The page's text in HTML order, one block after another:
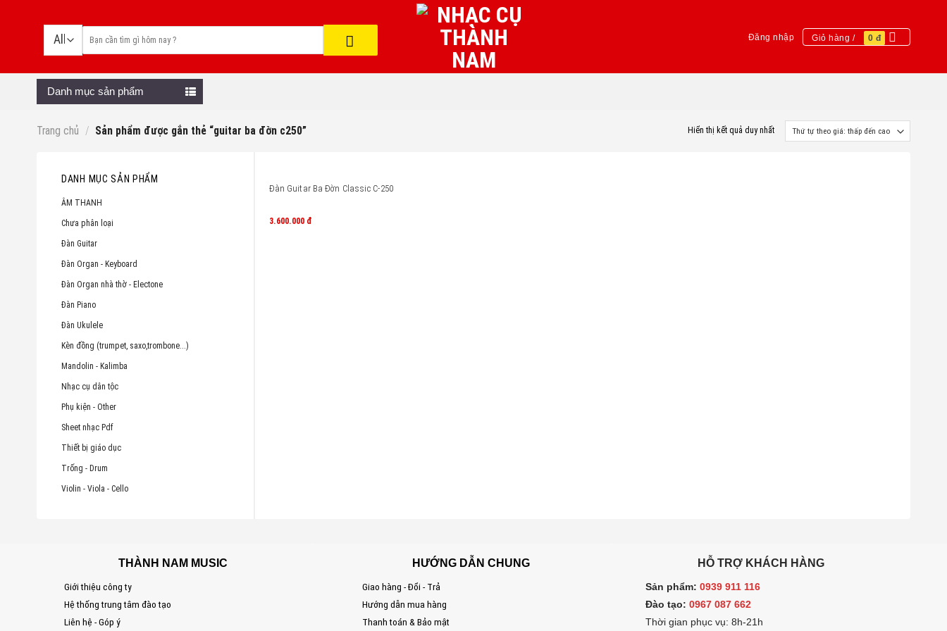
Đăng nhập Giỏ hàng / 0 đ
Danh mục sản phẩm
Trang chủ / Sản phẩm được gắn thẻ “guitar ba đờn c250” Hiển thị kết quả duy nhất
DANH MỤC SẢN PHẨM
ÂM THANH
Chưa phân loại
Đàn Guitar
Đàn Organ - Keyboard
Đàn Organ nhà thờ - Electone
Đàn Piano
Đàn Ukulele
Kèn đồng (trumpet, saxo,trombone...)
Mandolin - Kalimba
Nhạc cụ dân tộc
Phụ kiện - Other
Sheet nhạc Pdf
Thiết bị giáo dục
Trống - Drum
Violin - Viola - Cello
Đàn Guitar Ba Đờn Classic C-250
3.600.000 đ
THÀNH NAM MUSIC
Giới thiệu công ty
Hệ thống trung tâm đào tạo
Liên hệ - Góp ý
HƯỚNG DẪN CHUNG
Giao hàng - Đổi - Trả
Hướng dẫn mua hàng
Thanh toán & Bảo mật
HỖ TRỢ KHÁCH HÀNG
Sản phẩm: 0939 911 116
Đào tạo: 0967 087 662
Thời gian phục vụ: 8h-21h